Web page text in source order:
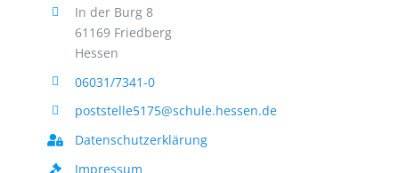
In der Burg 8
61169 Friedberg
Hessen
06031/7341-0
poststelle5175@schule.hessen.de
Datenschutzerklärung
Impressum